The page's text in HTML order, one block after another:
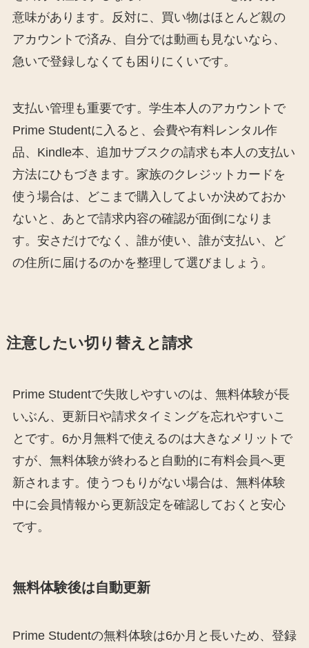
意味があります。反対に、買い物はほとんど親の
アカウントで済み、自分では動画も見ないなら、
急いで登録しなくても困りにくいです。
支払い管理も重要です。学生本人のアカウントで
Prime Studentに入ると、会費や有料レンタル作
品、Kindle本、追加サブスクの請求も本人の支払い
方法にひもづきます。家族のクレジットカードを
使う場合は、どこまで購入してよいか決めておか
ないと、あとで請求内容の確認が面倒になりま
す。安さだけでなく、誰が使い、誰が支払い、ど
の住所に届けるのかを整理して選びましょう。
注意したい切り替えと請求
Prime Studentで失敗しやすいのは、無料体験が長
いぶん、更新日や請求タイミングを忘れやすいこ
とです。6か月無料で使えるのは大きなメリットで
すが、無料体験が終わると自動的に有料会員へ更
新されます。使うつもりがない場合は、無料体験
中に会員情報から更新設定を確認しておくと安心
です。
無料体験後は自動更新
Prime Studentの無料体験は6か月と長いため、登録